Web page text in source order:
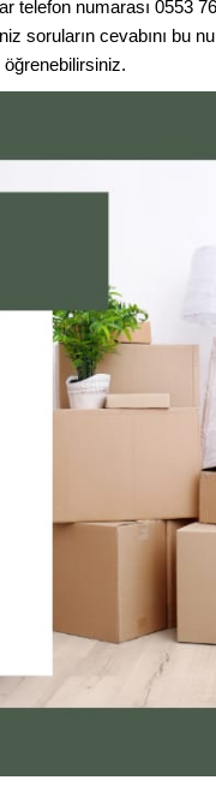
telefon numarası 0553
soruların cevabını